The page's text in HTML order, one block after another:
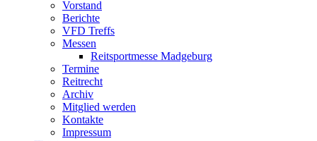
Vorstand
Berichte
VFD Treffs
Messen
Reitsportmesse Madgeburg
Termine
Reitrecht
Archiv
Mitglied werden
Kontakte
Impressum